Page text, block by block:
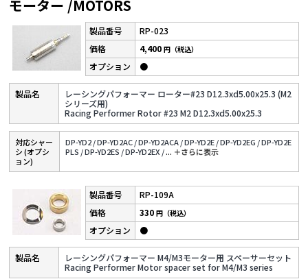
モーター /MOTORS
RP-023
レーシングパフォーマー ローター#23 D12.3xd5.00x25.3 (M2
シリーズ用)
Racing Performer Rotor #23 M2 D12.3xd5.00x25.3
4,400円（税込）
●
対応シャー
シ (オプシ
ョン)
DP-YD2 /DP-YD2AC /DP-YD2ACA /DP-YD2E /DP-YD2EG /DP-YD2E
PLS /DP-YD2ES /DP-YD2EX /... ＋さらに表⽰
RP-109A
レーシングパフォーマー M4/M3モーター用 スペーサーセット
Racing Performer Motor spacer set for M4/M3 series
330円（税込）
●